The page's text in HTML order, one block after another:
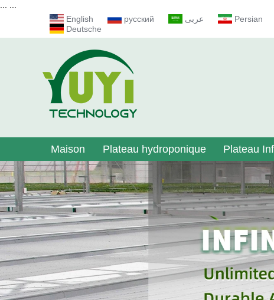
English
русский عربى Persian
Deutsche
Maison Plateau hydroponique Plateau